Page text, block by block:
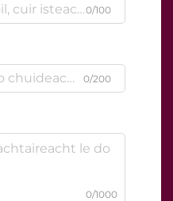
0/100
0/200
0/1000